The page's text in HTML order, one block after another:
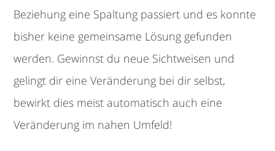
Beziehung eine Spaltung passiert und es konnte
bisher keine gemeinsame Lösung gefunden
werden. Gewinnst du neue Sichtweisen und
gelingt dir eine Veränderung bei dir selbst,
bewirkt dies meist automatisch auch eine
Veränderung im nahen Umfeld!